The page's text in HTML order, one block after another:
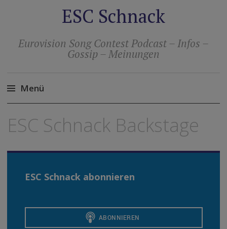
ESC Schnack
Eurovision Song Contest Podcast – Infos –
Gossip – Meinungen
Menü
Inhalt
ESC Schnack Backstage
ESC Schnack abonnieren